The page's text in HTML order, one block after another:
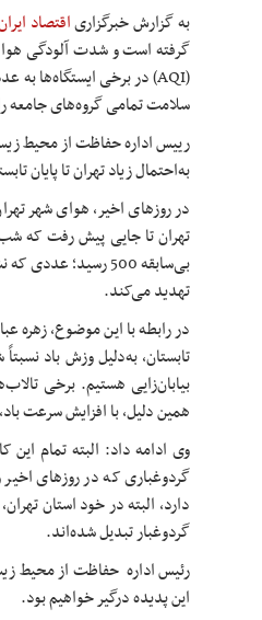
به گزارش خبرگزاریاقتصاد
گرفته است و شدت آلودگی
سلامت تمامی گروه‌های جامعه
رییس اداره حفاظت از محیط
به‌احتمال زیاد تهران تا پایان
در روزهای اخیر، هوای شهر
بی‌سابقه 500
تهدید می‌کند.
در رابطه با این موضوع،
تابستان، به‌دلیل وزش باد
بیابان‌زایی هستیم. برخی
همین دلیل، با افزایش سرعت
وی ادامه داد: البته تمام این
گردوغباری که در روزهای اخیر
دارد، البته در خود استان
گردوغبار تبدیل شده‌اند.
رئیس اداره حفاظت از محیط
این پدیده درگیر خواهیم بود.